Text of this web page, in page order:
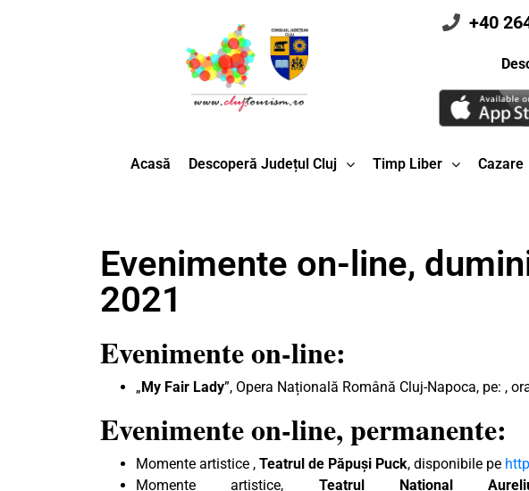
+40
Acasă Descoperă Județul Cluj Timp Liber Cazare
Evenimente on-line,
2021
Evenimente on-line:
„ My Fair Lady”, Opera Națională Română Cluj-Napoca, pe: ,
Evenimente on-line, permanente:
Momente artistice , Teatrul de Păpuși Puck, disponibile pe
Momente artistice, Teatrul Național